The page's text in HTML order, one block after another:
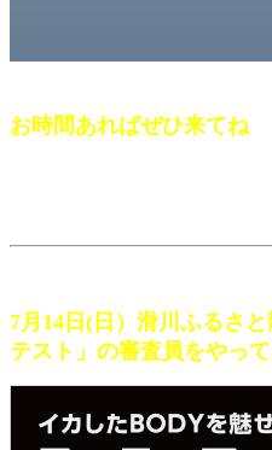
お時間あればぜひ来てね
7月14日(日）滑川ふるさ
テスト」の審査員をやって